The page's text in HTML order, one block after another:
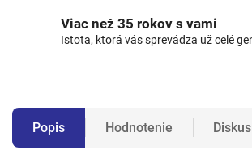
Viac než 35 rokov s vami
Istota, ktorá vás sprevádza už celé
Popis Hodnotenie